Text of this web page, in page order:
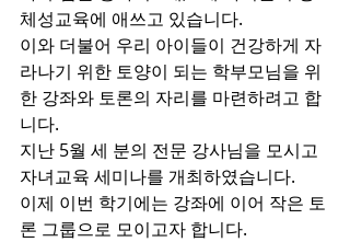
체성교육에 애쓰고 있습니다.
이와 더불어 우리 아이들이 건강하게 자
라나기 위한 토양이 되는 학부모님을 위
한 강좌와 토론의 자리를 마련하려고 합
니다.
지난 5월 세 분의 전문 강사님을 모시고
자녀교육 세미나를 개최하였습니다.
이제 이번 학기에는 강좌에 이어 작은 토
론 그룹으로 모이고자 합니다.